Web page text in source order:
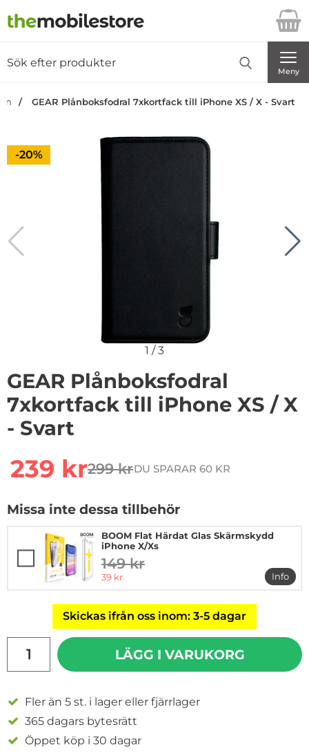
Startsidan för Danira Telecom AB
Meny
GEAR Plånboksfodral 7xkortfack till iPhone XS / X - Svart
Priset är nedsatt med
-20%
1 /3
GEAR Plånboksfodral
7xkortfack till iPhone XS / X
- Svart
rea pris
239 krtidigare pris
299 krDU SPARAR 60 KR
Missa inte dessa tillbehör
BOOM Flat Härdat Glas Skärmskydd
iPhone X/Xs
tidigare pris
149 kr
rea pris
39 kr
Info
mer
Skickas ifrån oss inom: 3-5 dagar
LÄGG I VARUKORG
Fler än 5 st. i lager eller fjärrlager
365 dagars bytesrätt
Öppet köp i 30 dagar